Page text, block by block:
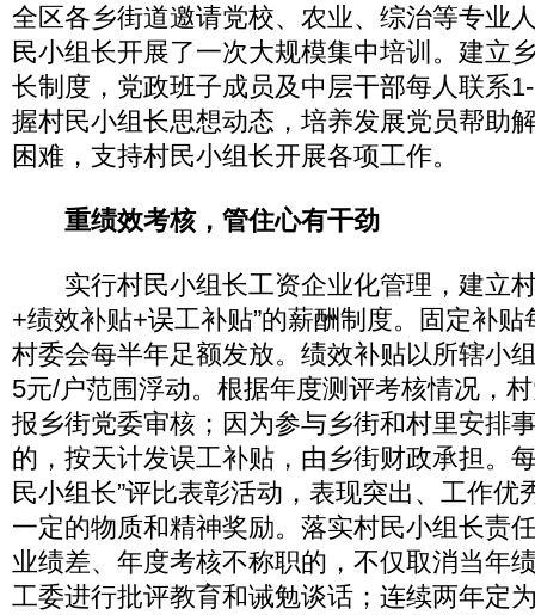
全区各乡街道邀请党校、农业、综治等专业
民小组长开展了一次大规模集中培训。建立
长制度，党政班子成员及中层干部每人联系
握村民小组长思想动态，培养发展党员帮助
困难，支持村民小组长开展各项工作。
重绩效考核，管住心有干劲
实行村民小组长工资企业化管理，建立村
+绩效补贴+误工补贴”的薪酬制度。固定补
村委会每半年足额发放。绩效补贴以所辖小
5元/户范围浮动。根据年度测评考核情况，
报乡街党委审核；因为参与乡街和村里安排
的，按天计发误工补贴，由乡街财政承担。
民小组长”评比表彰活动，表现突出、工作优
一定的物质和精神奖励。落实村民小组长责
业绩差、年度考核不称职的，不仅取消当年
工委进行批评教育和诫勉谈话；连续两年定